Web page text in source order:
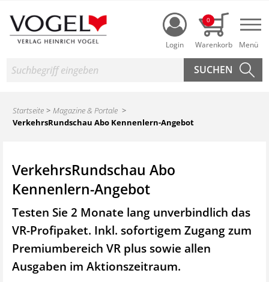
Login
0
Suche
Startseite
Magazine & Portale
VerkehrsRundschau Abo Kennenlern-Angebot
VerkehrsRundschau Abo
Kennenlern-Angebot
Testen Sie 2 Monate lang unverbindlich das
VR-Profipaket. Inkl. sofortigem Zugang zum
Premiumbereich VR plus sowie allen
Ausgaben im Aktionszeitraum.